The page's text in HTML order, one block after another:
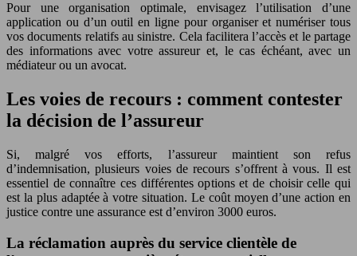
Pour une organisation optimale, envisagez l’utilisation d’une
application ou d’un outil en ligne pour organiser et numériser tous
vos documents relatifs au sinistre. Cela facilitera l’accès et le partage
des informations avec votre assureur et, le cas échéant, avec un
médiateur ou un avocat.
Les voies de recours : comment contester
la décision de l’assureur
Si, malgré vos efforts, l’assureur maintient son refus
d’indemnisation, plusieurs voies de recours s’offrent à vous. Il est
essentiel de connaître ces différentes options et de choisir celle qui
est la plus adaptée à votre situation. Le coût moyen d’une action en
justice contre une assurance est d’environ 3000 euros.
La réclamation auprès du service clientèle de